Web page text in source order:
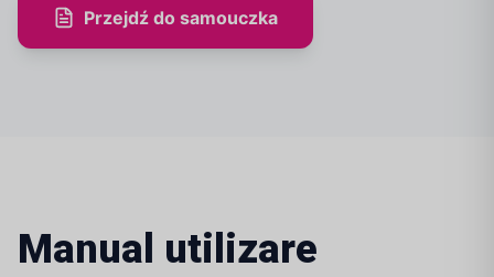
Przejdź do samouczka
Manual utilizare